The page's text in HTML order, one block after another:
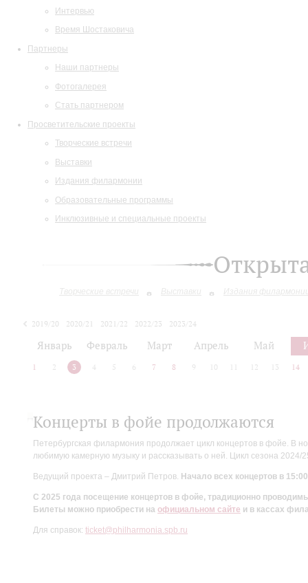
Интервью
Время Шостаковича
Партнеры
Наши партнеры
Фотогалерея
Стать партнером
Просветительские проекты
Творческие встречи
Выставки
Издания филармонии
Образовательные программы
Инклюзивные и специальные проекты
Творческие встречи Выставки Издания
2019/20 2020/21 2021/22 2022/23
2023/24
Январь Февраль Март Апрель Май
1 2 3 4 5 6 7 8 9 10 12 13 14
Концерты в фойе продолжаются
Петербургская филармония продолжает цикл концертов в фойе. В
любимую камерную музыку и рассказывать о ней. Цикл сезона
Ведущий проекта – Дмитрий Петров. Начало всех концертов в
С 2025 года посещение концертов в фойе, традиционно
Билеты можно приобрести на официальном сайте и в кассах
Для справок: ticket@philharmonia.spb.ru